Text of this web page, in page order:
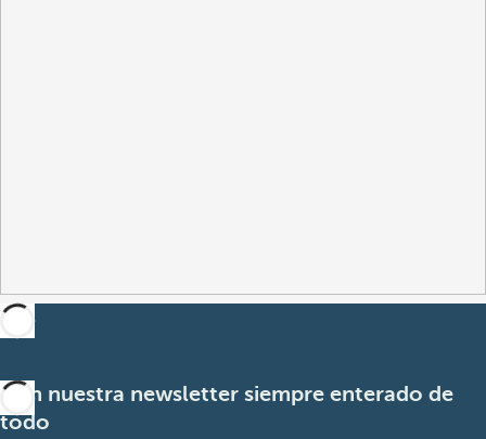
Con nuestra newsletter siempre enterado de
todo